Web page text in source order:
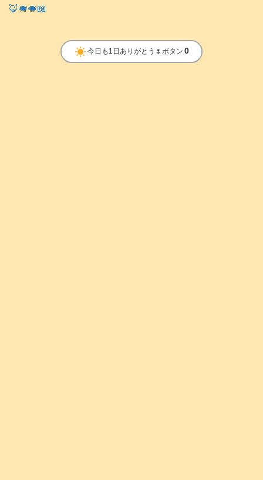
🦊🐗🐗📖
clear_day 今日も1日ありがとう🌷ボタン 0